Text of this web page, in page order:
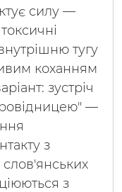
силу —
тугу
коханням
зустріч
—
з
з